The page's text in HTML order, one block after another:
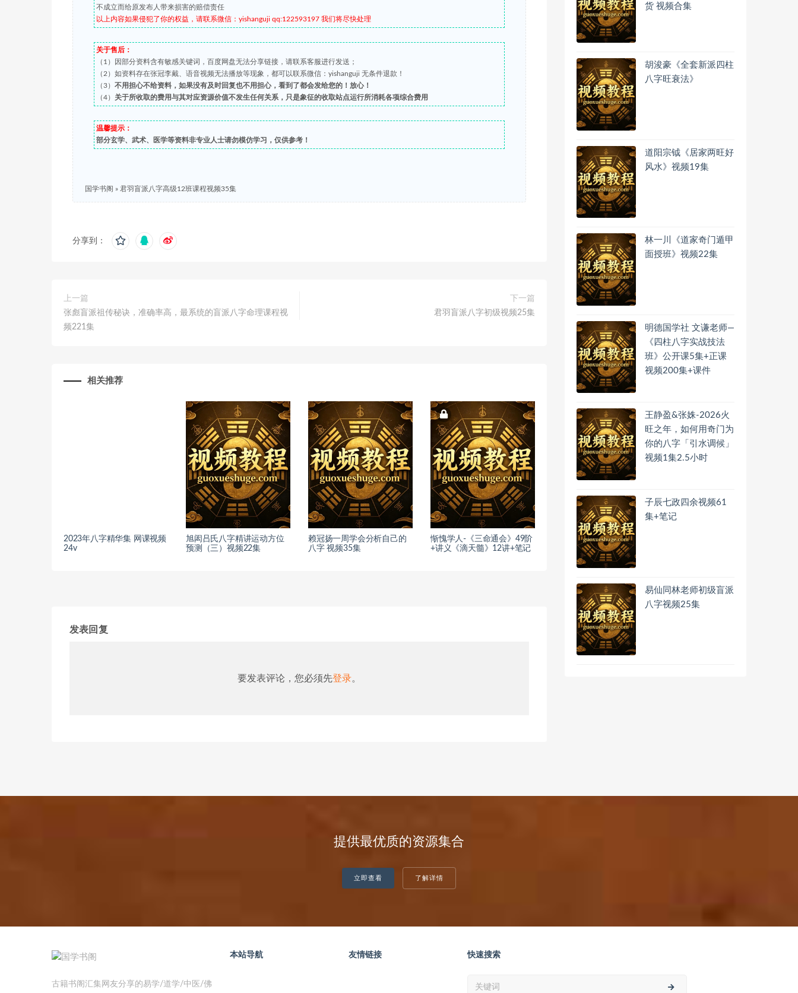
不成立而给原发布人带来损害的赔偿责任
以上内容如果侵犯了你的权益，请联系微信：yishanguji qq:122593197 我们将尽快处理
关于售后：
（1）因部分资料含有敏感关键词，百度网盘无法分享链接，请联系客服进行发送；
（2）如资料存在张冠李戴、语音视频无法播放等现象，都可以联系微信：yishanguji 无条件退款！
（3） 不用担心不给资料，如果没有及时回复也不用担心，看到了都会发给您的！放心！
（4） 关于所收取的费用与其对应资源价值不发生任何关系，只是象征的收取站点运行所消耗各项综合费用
温馨提示：
部分玄学、武术、医学等资料非专业人士请勿模仿学习，仅供参考！
国学书阁 » 君羽盲派八字高级12班课程视频35集
分享到：
上一篇
张彪盲派祖传秘诀，准确率高，最系统的盲派八字命理课程视
频221集
下一篇
君羽盲派八字初级视频25集
相关推荐
2023年八字精华集 网课视频
24v
旭闳吕氏八字精讲运动方位
预测（三）视频22集
赖冠扬一周学会分析自己的
八字 视频35集
惭愧学人-《三命通会》49阶
+讲义《滴天髓》12讲+笔记
发表回复
要发表评论，您必须先登录。
货 视频合集
胡浚豪《全套新派四柱
八字旺衰法》
道阳宗钺《居家两旺好
风水》视频19集
林一川《道家奇门遁甲
面授班》视频22集
明德国学社 文谦老师—
《四柱八字实战技法
班》公开课5集+正课
视频200集+课件
王静盈&张姝-2026火
旺之年，如何用奇门为
你的八字「引水调候」
视频1集2.5小时
子辰七政四余视频61
集+笔记
易仙同林老师初级盲派
八字视频25集
提供最优质的资源集合
立即查看 了解详情
古籍书阁汇集网友分享的易学/道学/中医/佛
本站导航 友情链接 快速搜索